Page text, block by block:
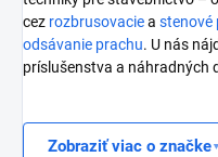
cez rozbrusovaciea stenové
odsávanie prachu. U nás
príslušenstva a náhradných
Zobraziť viac o značke